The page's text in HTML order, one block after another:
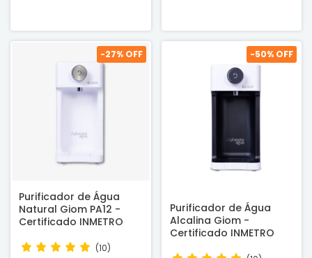
-27% OFF
Purificador de Água
Natural Giom PA12 -
Certificado INMETRO
(10)
-50% OFF
Purificador de Água
Alcalina Giom -
Certificado INMETRO